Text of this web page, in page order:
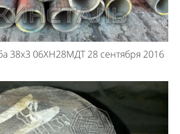
38х3 06ХН28МДТ 28 сентября 2016